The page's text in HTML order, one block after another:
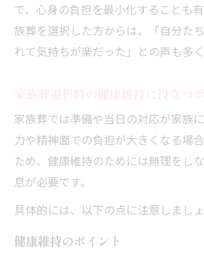
で、心身の負担を最小化することも
族葬を選択した方からは、「自分た
れて気持ちが楽だった」との声も多く
家族葬では準備や当日の対応が家族
力や精神面での負担が大きくなる場
ため、健康維持のためには無理をし
息が必要です。
具体的には、以下の点に注意しましょ
健康維持のポイント